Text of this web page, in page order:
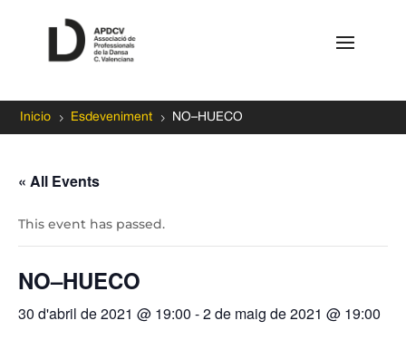
Inicio 5 Esdeveniment 5 NO–HUECO
« All Events
This event has passed.
NO–HUECO
30 d'abril de 2021 @ 19:00 -2 de maig de 2021 @ 19:00